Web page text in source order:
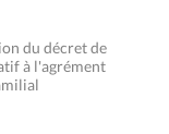
du décret de
à l'agrément